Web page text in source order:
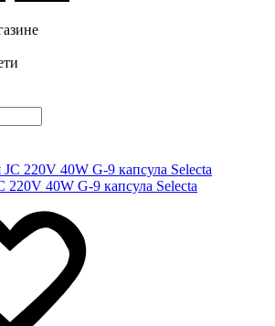
220V 40W G-9 капсула Selecta